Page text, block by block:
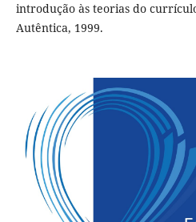
introdução às teorias do
Autêntica, 1999.